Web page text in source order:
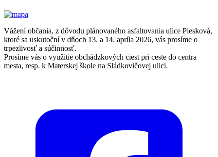
Vážení občania, z dôvodu plánovaného asfaltovania ulice Piesková,
ktoré sa uskutoční v dňoch 13. a 14. apríla 2026, vás prosíme o
trpezlivosť a súčinnosť.
Prosíme vás o využitie obchádzkových ciest pri ceste do centra
mesta, resp. k Materskej škole na Sládkovičovej ulici.